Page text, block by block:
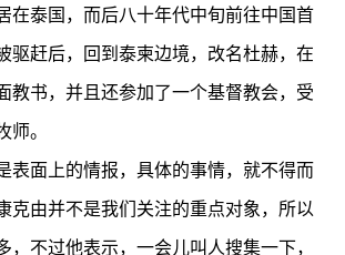
在泰国，而后八十年代中旬前往中国首
驱赶后，回到泰柬边境，改名杜赫，在
教书，并且还参加了一个基督教会，受
。
面上的情报，具体的事情，就不得而
克由并不是我们关注的重点对象，所以
，不过他表示，一会儿叫人搜集一下，